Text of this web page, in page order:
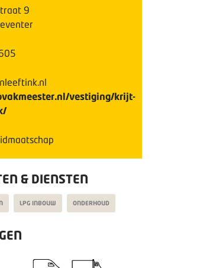
9
vestiging/krijt-
& DIENSTEN
LPG INBOUW ONDERHOUD